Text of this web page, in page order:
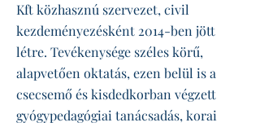
Kft közhasznú szervezet, civil
kezdeményezésként 2014-ben jött
létre. Tevékenysége széles körű,
alapvetően oktatás, ezen belül is a
csecsemő és kisdedkorban végzett
gyógypedagógiai tanácsadás, korai